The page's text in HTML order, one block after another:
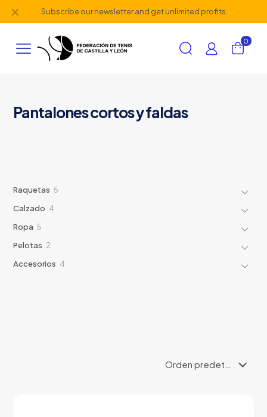
Subscribe our newsletter and get unlimited profits
✕
0
Pantalones cortos y faldas
Raquetas 5
Calzado 4
Ropa 5
Pelotas 2
Accesorios 4